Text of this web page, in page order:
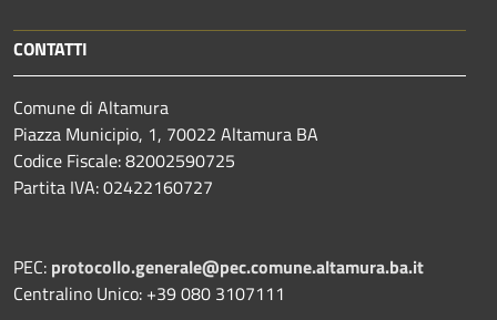
CONTATTI
Comune di Altamura
Piazza Municipio, 1, 70022 Altamura BA
Codice Fiscale: 82002590725
Partita IVA: 02422160727
PEC: protocollo.generale@pec.comune.altamura.ba.it
Centralino Unico: +39 080 3107111